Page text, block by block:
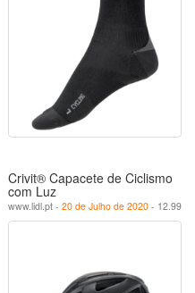
Crivit® Capacete de Ciclismo
com Luz
www.lidl.pt - 20 de Julho de 2020 - 12.99